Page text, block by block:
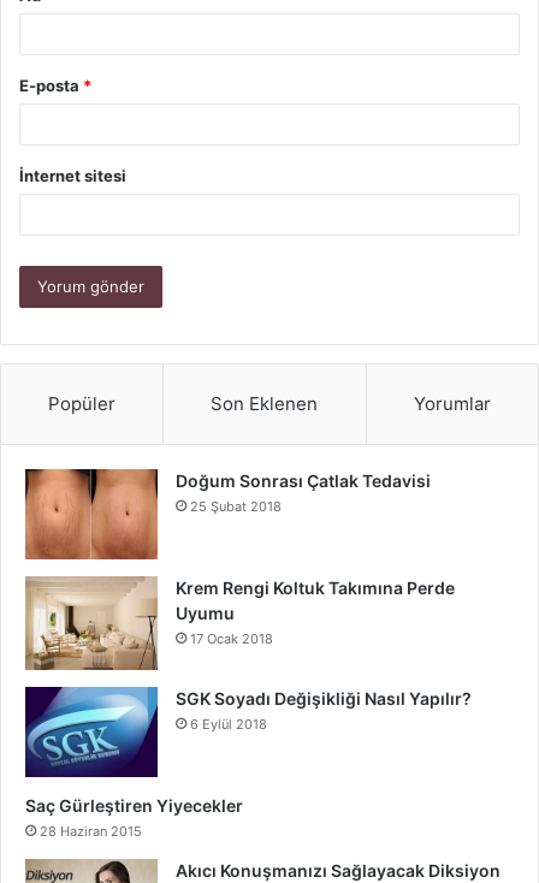
E-posta *
İnternet sitesi
Popüler Son Eklenen Yorumlar
Doğum Sonrası Çatlak Tedavisi
25 Şubat 2018
Krem Rengi Koltuk Takımına Perde
Uyumu
17 Ocak 2018
SGK Soyadı Değişikliği Nasıl Yapılır?
6 Eylül 2018
Saç Gürleştiren Yiyecekler
28 Haziran 2015
Akıcı Konuşmanızı Sağlayacak Diksiyon